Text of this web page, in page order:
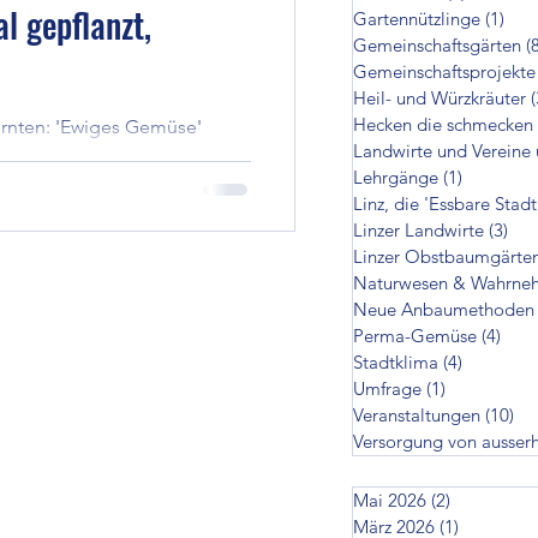
die schmecken
Landwirte
gepflanzt,
'Ewiges Gemüse'
für Berufstätige einfach –
Gartennützlinge (1)
Gemeinschaftsgärten
Gemeinschaftsprojekte
Heil- und Würzkräuter
Hecken die schmecken
Landwirte und Vereine
Lehrgänge (1)
Linz, die 'Essbare
Linzer Landwirte (3)
Linzer
Naturwesen &
Neue Anbaumethoden
Perma-Gemüse (4)
Stadtklima (4)
Umfrage (1)
Veranstaltungen (10)
Versorgung von
Mai 2026 (2)
März 2026 (1)